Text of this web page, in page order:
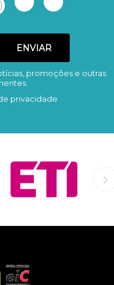
Removerpromoções e outras
privacidade